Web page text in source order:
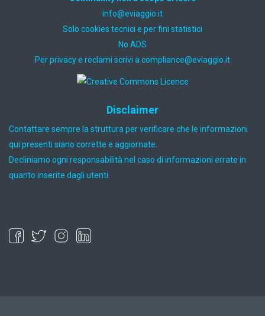
ti.oiggaive@ofni
Solo cookies tecnici e per fini statistici
No ADS
Per privacy e reclami scrivi a ti.oiggaive@ecnailpmoc
Disclaimer
Contattare sempre la struttura per verificare che le informazioni
qui presenti siano corrette e aggiornate.
Decliniamo ogni responsabilità nel caso di informazioni errate in
quanto inserite dagli utenti.